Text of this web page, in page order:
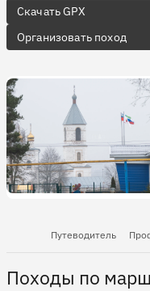
Скачать GPX
Организовать поход
Путеводитель
Походы по